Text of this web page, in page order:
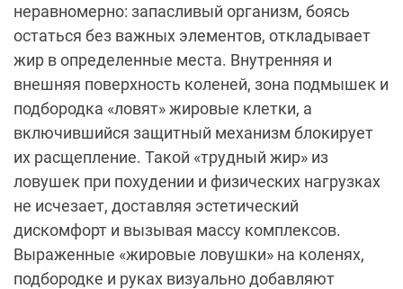
неравномерно: запасливый организм, боясь
остаться без важных элементов, откладывает
жир в определенные места. Внутренняя и
внешняя поверхность коленей, зона подмышек и
подбородка «ловят» жировые клетки, а
включившийся защитный механизм блокирует
их расщепление. Такой «трудный жир» из
ловушек при похудении и физических нагрузках
не исчезает, доставляя эстетический
дискомфорт и вызывая массу комплексов.
Выраженные «жировые ловушки» на коленях,
подбородке и руках визуально добавляют